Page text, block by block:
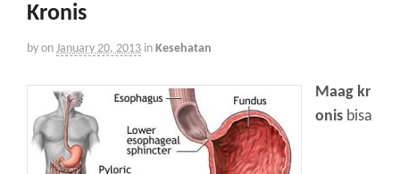
Kronis
by on January 20, 2013 in Kesehatan
Maag kr
onis bisa